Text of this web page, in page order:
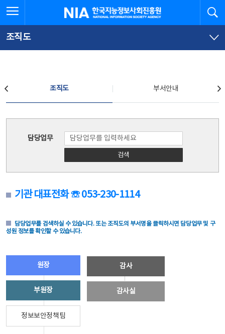
문
로
가
체
뉴
바
가
한국지능정보사회진흥원
조직도
조직도 부서안내
담당업무
검색
기관 대표전화 ☏ 053-230-1114
담당업무를 검색하실 수 있습니다. 또는 조직도의 부서명을 클릭하시면 담당업무 및 구
성원 정보를 확인할 수 있습니다.
원장
부원장
정보보안정책팀
감사
감사실